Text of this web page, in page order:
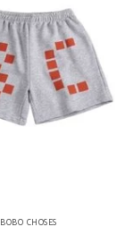
BOBO CHOSES